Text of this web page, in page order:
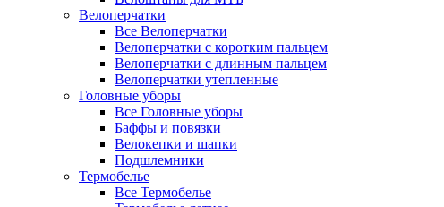
Велоперчатки
Все Велоперчатки
Велоперчатки с коротким пальцем
Велоперчатки с длинным пальцем
Велоперчатки утепленные
Головные уборы
Все Головные уборы
Баффы и повязки
Велокепки и шапки
Подшлемники
Термобелье
Все Термобелье